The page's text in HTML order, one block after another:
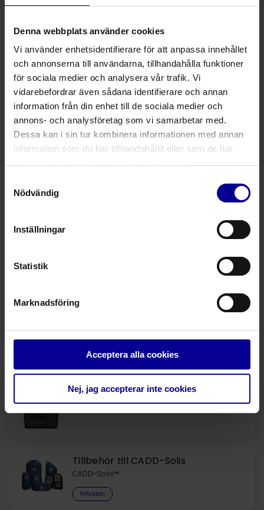
Denna webbplats använder cookies
Vi använder enhetsidentifierare för att anpassa innehållet
och annonserna till användarna, tillhandahålla funktioner
för sociala medier och analysera vår trafik. Vi
vidarebefordrar även sådana identifierare och annan
information från din enhet till de sociala medier och
annons- och analysföretag som vi samarbetar med.
Dessa kan i sin tur kombinera informationen med annan
information som du har tillhandahållit eller som de har
Nödvändig
Inställningar
Statistik
Marknadsföring
Acceptera alla cookies
Nej, jag accepterar inte cookies
21734324 Infusionsaggregat 290 cm, 1.2
21735924 Infusionsaggregat 175 cm, OBS!
Artikelnummer Produktbeskrivning
Infusionsaggregat med bagspike max 500 ml/h
21736424 Infusionsaggregat 300 cm, 1,2
21738424 Infusionsaggregat 312 cm,
Relaterade produkter
Tillbehör till CADD-Solis
CADD-Solis™
Infusion